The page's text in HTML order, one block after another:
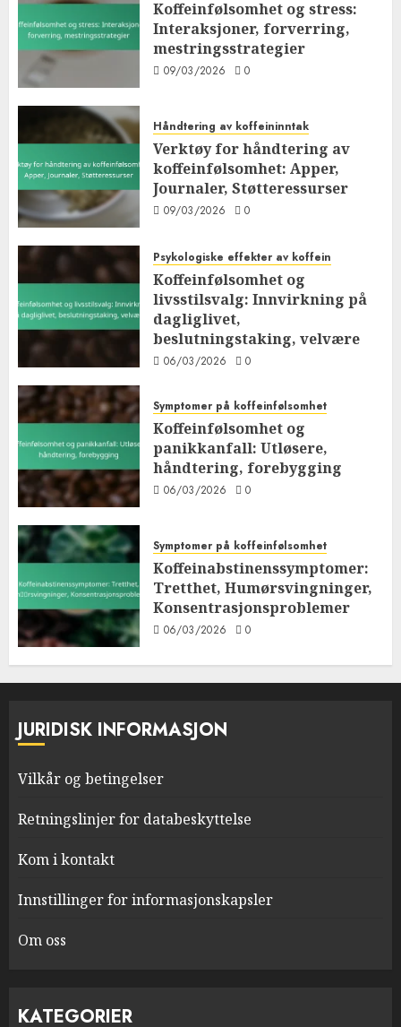
Koffeinfølsomhet og stress:
Interaksjoner, forverring,
mestringsstrategier
09/03/2026 0
Håndtering av koffeininntak
Verktøy for håndtering av
koffeinfølsomhet: Apper,
Journaler, Støtteressurser
09/03/2026 0
Psykologiske effekter av koffein
Koffeinfølsomhet og
livsstilsvalg: Innvirkning på
dagliglivet,
beslutningstaking, velvære
06/03/2026 0
Symptomer på koffeinfølsomhet
Koffeinfølsomhet og
panikkanfall: Utløsere,
håndtering, forebygging
06/03/2026 0
Symptomer på koffeinfølsomhet
Koffeinabstinenssymptomer:
Tretthet, Humørsvingninger,
Konsentrasjonsproblemer
06/03/2026 0
JURIDISK INFORMASJON
Vilkår og betingelser
Retningslinjer for databeskyttelse
Kom i kontakt
Innstillinger for informasjonskapsler
Om oss
KATEGORIER